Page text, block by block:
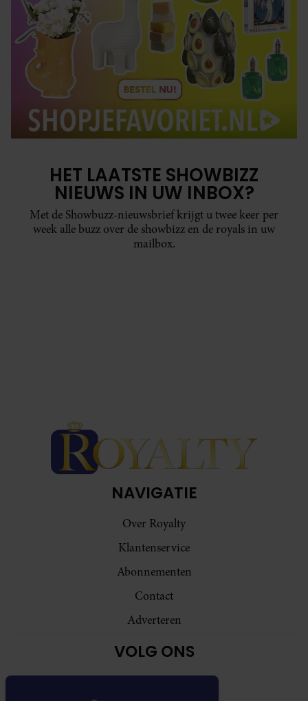
HET LAATSTE SHOWBIZZ
NIEUWS IN UW INBOX?
Met de Showbuzz-nieuwsbrief krijgt u twee keer per
week alle buzz over de showbizz en de royals in uw
mailbox.
NAVIGATIE
Over Royalty
Klantenservice
Abonnementen
Contact
Adverteren
VOLG ONS